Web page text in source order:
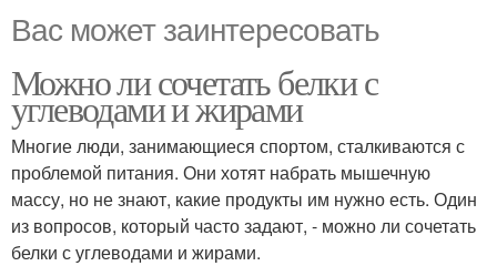
Вас может заинтересовать
Можно ли сочетать белки с
углеводами и жирами
Многие люди, занимающиеся спортом, сталкиваются с
проблемой питания. Они хотят набрать мышечную
массу, но не знают, какие продукты им нужно есть. Один
из вопросов, который часто задают, - можно ли сочетать
белки с углеводами и жирами.